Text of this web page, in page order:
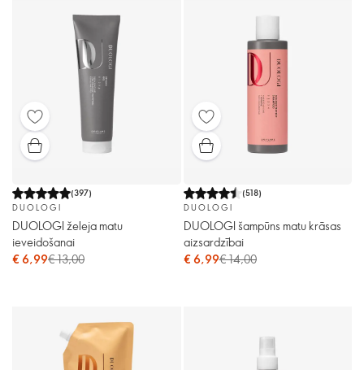
(397)
DUOLOGI
DUOLOGI želeja matu
ieveidošanai
€ 6,99€ 13,00
(518)
DUOLOGI
DUOLOGI šampūns matu krāsas
aizsardzībai
€ 6,99€ 14,00